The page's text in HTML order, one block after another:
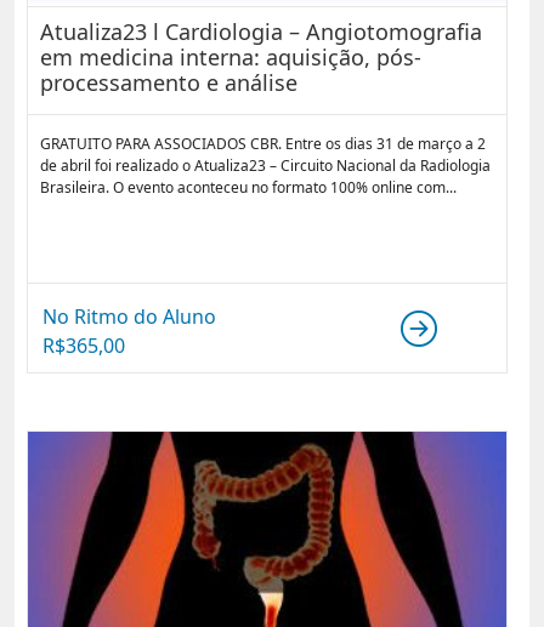
Atualiza23 l Cardiologia – Angiotomografia
em medicina interna: aquisição, pós-
processamento e análise
GRATUITO PARA ASSOCIADOS CBR. Entre os dias 31 de março a 2
de abril foi realizado o Atualiza23 – Circuito Nacional da Radiologia
Brasileira. O evento aconteceu no formato 100% online com...
No Ritmo do Aluno
R$365,00